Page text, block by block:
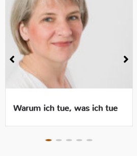
Warum ich tue, was ich tue